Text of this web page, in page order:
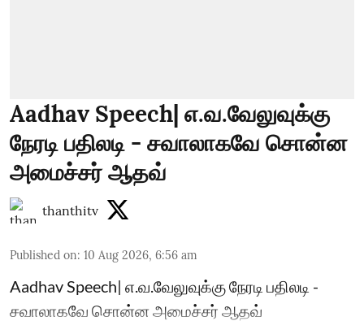
Aadhav Speech| எ.வ.வேலுவுக்கு
நேரடி பதிலடி - சவாலாகவே சொன்ன
அமைச்சர் ஆதவ்
thanthitv
Published on: 10 Aug 2026, 6:56 am
Aadhav Speech| எ.வ.வேலுவுக்கு நேரடி பதிலடி -
சவாலாகவே சொன்ன அமைச்சர் ஆதவ்